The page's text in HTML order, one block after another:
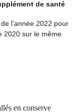
de santé
de l'année 2022 pour
2020 sur le même